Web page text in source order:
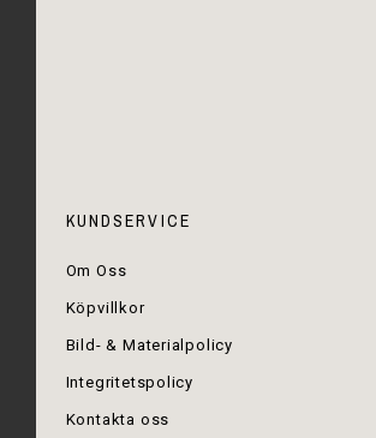
KUNDSERVICE
Om Oss
Köpvillkor
Bild- & Materialpolicy
Integritetspolicy
Kontakta oss